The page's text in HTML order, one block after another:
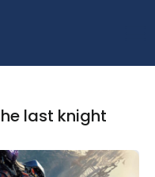
last knight